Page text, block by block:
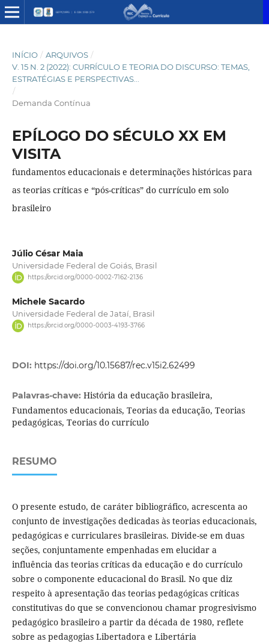
INÍCIO / ARQUIVOS /
V. 15 N. 2 (2022): CURRÍCULO E TEORIA DO DISCURSO: TEMAS,
ESTRATÉGIAS E PERSPECTIVAS...
/
Demanda Contínua
EPÍLOGO DO SÉCULO XX EM
VISITA
fundamentos educacionais e determinações históricas para
as teorias críticas e “pós-críticas” do currículo em solo
brasileiro
Júlio César Maia
Universidade Federal de Goiás, Brasil
https://orcid.org/0000-0002-7162-2136
Michele Sacardo
Universidade Federal de Jataí, Brasil
https://orcid.org/0000-0003-4193-3766
DOI: https://doi.org/10.15687/rec.v15i2.62499
Palavras-chave: História da educação brasileira,
Fundamentos educacionais, Teorias da educação, Teorias
pedagógicas, Teorias do currículo
RESUMO
O presente estudo, de caráter bibliográfico, acrescenta ao
conjunto de investigações dedicadas às teorias educacionais,
pedagógicas e curriculares brasileiras. Divide-se em duas
seções, conjuntamente empenhadas em elucidar a
influência das teorias críticas da educação e do currículo
sobre o componente educacional do Brasil. No que diz
respeito à apresentação das teorias pedagógicas críticas
constitutivas do que se convencionou chamar progresivismo
pedagógico brasileiro a partir da década de 1980, reflete
sobre as pedagogias Libertadora e Libertária